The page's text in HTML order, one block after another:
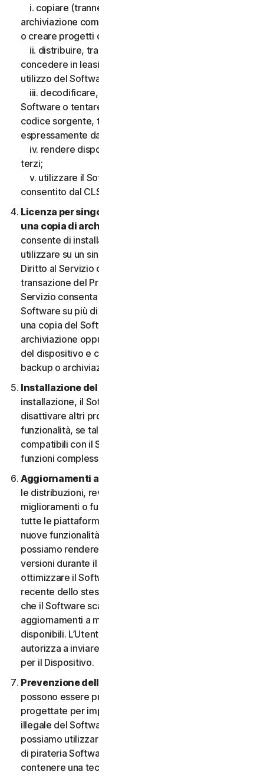
i. copiare (tranne che per scopi di backup o
archiviazione come consentito di seguito), modificare
o creare progetti derivati basati sul Software;
ii. distribuire, trasferire, concedere in licenza,
concedere in leasing, prestare o noleggiare il diritto di
utilizzo del Software a terzi;
iii. decodificare, decompilare o disassemblare il
Software o tentare in qualsiasi modo di scoprire il
codice sorgente, tranne e solo nella misura consentita
espressamente dalla legge applicabile;
iv. rendere disponibili le funzionalità del Software a
terzi;
v. utilizzare il Software in qualsiasi modo non
consentito dal CLS.
Licenza per singolo dispositivo; consentita solo
una copia di archivio o di backup.
consente di installare solo una copia del Software da
utilizzare su un singolo Dispositivo, a meno che il
Diritto al Servizio o la documentazione relativa alla
transazione del Provider da cui è stato ottenuto il
Servizio consenta espressamente di utilizzare il
Software su più di un Dispositivo. È possibile eseguire
una copia del Software avente finalità di backup o
archiviazione oppure copiare il Software sull’hard disk
del dispositivo e conservare l’originale solo per fini di
backup o archiviazione.
Installazione del software.
installazione, il Software potrebbe disinstallare o
disattivare altri prodotti per la sicurezza, o le relative
funzionalità, se tali prodotti o funzionalità non sono
compatibili con il Software o allo scopo di migliorare le
funzioni complessive del Software.
Aggiornamenti automatici dei contenuti.
le distribuzioni, revisioni, aggiornamenti,
miglioramenti o funzionalità saranno disponibili su
tutte le piattaforme. L’Utente ha il diritto di ricevere
nuove funzionalità e versioni del Software non appena
possiamo rendere disponibili tali funzionalità e
versioni durante il Periodo del Servizio. Al fine di
ottimizzare il Software e di ottenere la versione più
recente dello stesso, l’Utente accetta la possibilità
che il Software scarichi e installi nuove versioni e
aggiornamenti a mano a mano che li rendiamo
disponibili. L’Utente accetta inoltre di ricevere e ci
autorizza a inviare le nuove versioni e aggiornamenti
per il Dispositivo.
Prevenzione della pirateria software.
possono essere presenti misure tecnologiche
progettate per impedire l’utilizzo senza licenza o
illegale del Software. L’Utente accetta che noi
possiamo utilizzare tali misure per proteggerci da atti
di pirateria Software (ad esempio, il Software può
contenere una tecnologia di applicazione che limita la